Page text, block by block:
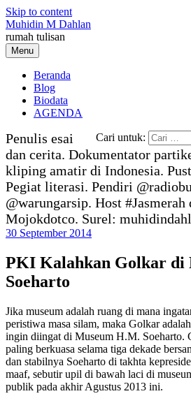
Skip to content
Muhidin M Dahlan
rumah tulisan
Menu
Beranda
Blog
Biodata
AGENDA
Cari untuk:
Penulis esai
dan cerita. Dokumentator
kliping amatir di Indonesia.
Pegiat literasi. Pendiri
@warungarsip. Host #Jasmerah
Mojokdotco. Surel:
30 September 2014
PKI Kalahkan Golkar di
Soeharto
Jika museum adalah ruang di mana
peristiwa masa silam, maka Golkar
ingin diingat di Museum H.M. Soeharto.
paling berkuasa selama tiga dekade
dan stabilnya Soeharto di takhta
maaf, sebutir upil di bawah laci di
publik pada akhir Agustus 2013 ini.